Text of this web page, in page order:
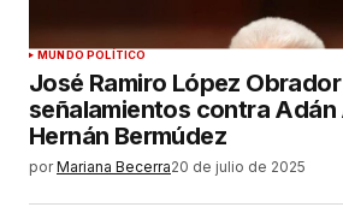
MUNDO POLÍTICO
José Ramiro López
señalamientos contra
Hernán Bermúdez
por Mariana Becerra20 de julio de 2025